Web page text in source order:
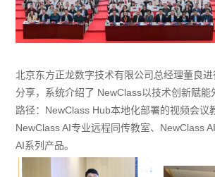
北京东方正龙数字技术有限公司总经理董良
分享，系统介绍了 NewClass以技术创新赋能
路径：NewClass Hub本地化部署的视频会议
NewClass AI专业远程同传教室、NewClass
AI系列产品。